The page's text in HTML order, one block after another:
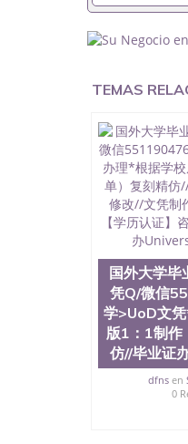
哪里可以修
微信
QQ微信
学回国证明
国外文凭质
551190476
格QQ微信
查文凭QQ
551190476
微信
称SJSU，
154公顷。
资，浓厚的
每年有来自
习机会和影
今美国大学
谷公司甚至
州立大学
(Silicon
科和65个
商管理学
TEMAS
国外大学毕
凭Q/微信
学>UoD文
版1：1制作
仿//毕业证
dfns en
0